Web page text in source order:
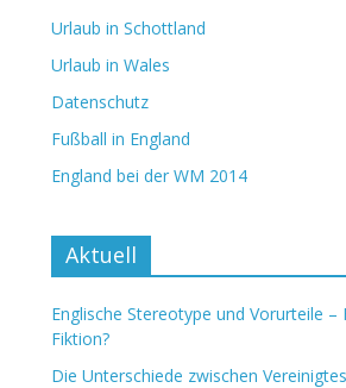
Urlaub in Schottland
Urlaub in Wales
Datenschutz
Fußball in England
England bei der WM 2014
Aktuell
Englische Stereotype und Vorurteile –
Fiktion?
Die Unterschiede zwischen Vereinigtes